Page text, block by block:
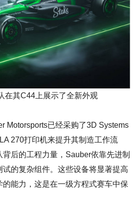
在其C44上展示了全新外观
Motorsports已经采购了3D Systems
270打印机来提升其制造工作流
后的工程力量，Sauber依靠先进制
的复杂组件。这些设备将显著提高
能力，这是在一级方程式赛车中保